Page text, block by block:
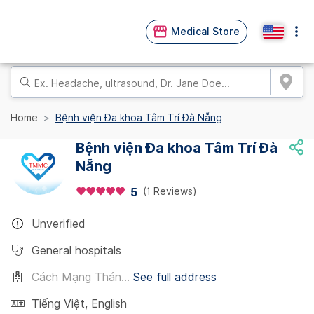
Medical Store
Home Bệnh viện Đa khoa Tâm Trí Đà Nẵng
Bệnh viện Đa khoa Tâm Trí Đà
Nẵng
5 (1 Reviews)
Unverified
General hospitals
Cách Mạng Thán... See full address
Tiếng Việt, English